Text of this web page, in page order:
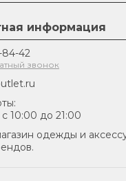
информация
84-42
звонок
10:00 до 21:00
одежды и